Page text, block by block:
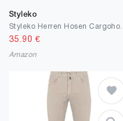
Styleko
35.90 €
Amazon